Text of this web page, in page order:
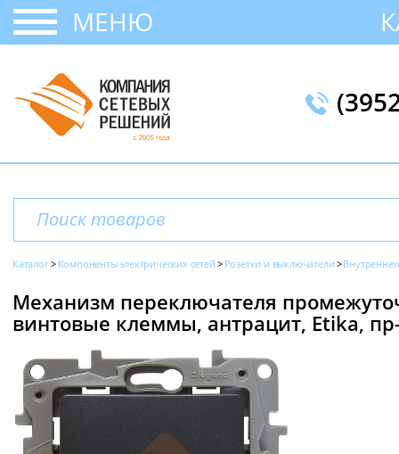
МЕНЮ
Каталог Компоненты электрических сетей Розетки и выключатели
Механизм переключателя
винтовые клеммы, антрацит, Etika,